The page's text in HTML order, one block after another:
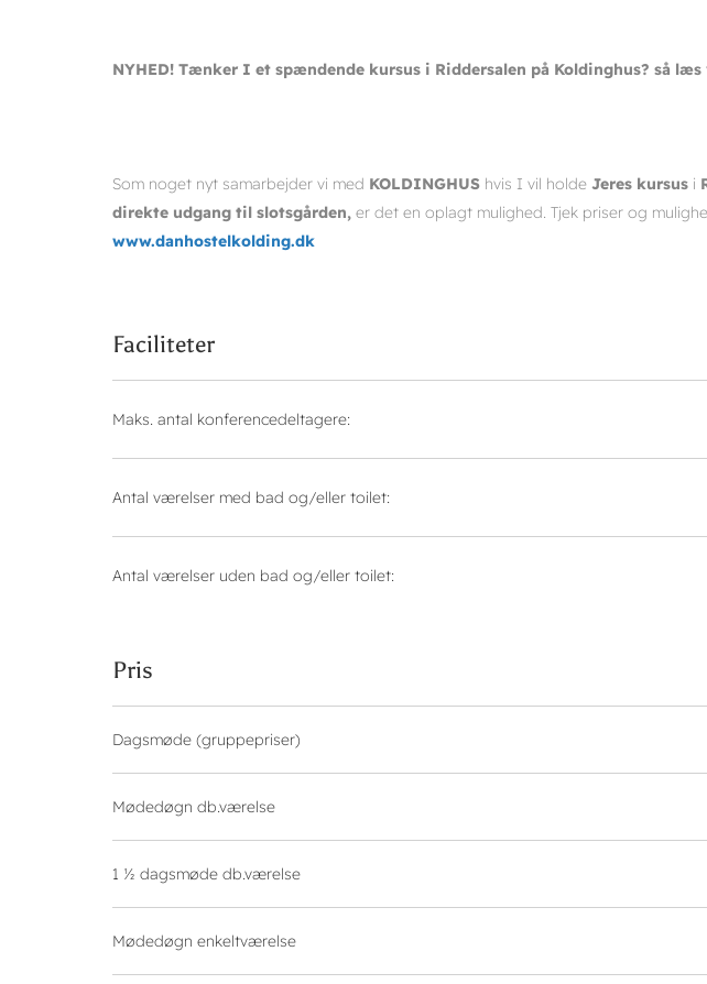
NYHED! Tænker I et spændende kursus i Riddersalen på Koldinghus? så læs
Som noget nyt samarbejder vi med KOLDINGHUS hvis I vil holde Jeres kursus i
direkte udgang til slotsgården, er det en oplagt mulighed. Tjek priser og
www.danhostelkolding.dk
Faciliteter
Maks. antal konferencedeltagere
Antal værelser med bad og/eller toilet
Antal værelser uden bad og/eller toilet
Pris
Dagsmøde (gruppepriser)
Mødedøgn db.værelse
1 ½ dagsmøde db.værelse
Mødedøgn enkeltværelse